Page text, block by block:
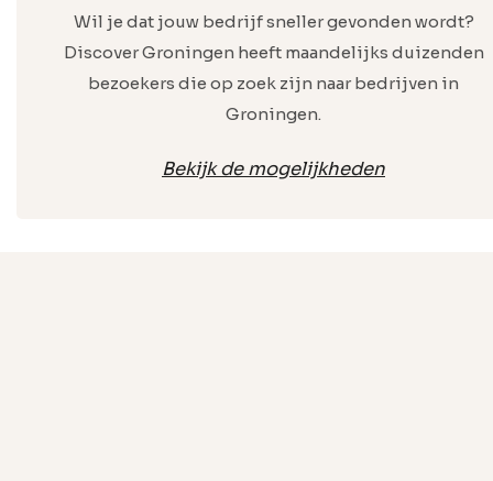
Wil je dat jouw bedrijf sneller gevonden wordt?
Discover Groningen heeft maandelijks duizenden
bezoekers die op zoek zijn naar bedrijven in
Groningen.
Bekijk de mogelijkheden